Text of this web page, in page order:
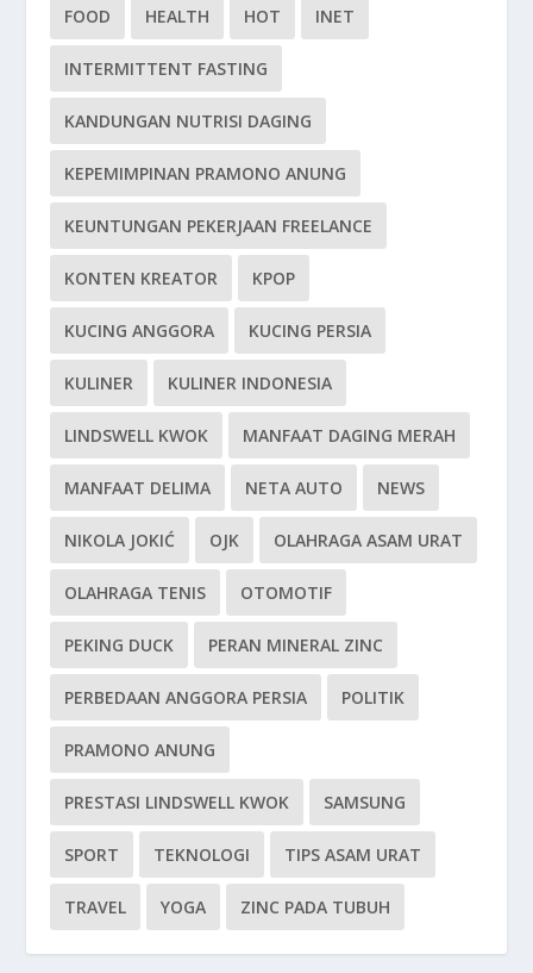
FOOD HEALTH HOT INET
INTERMITTENT FASTING
KANDUNGAN NUTRISI DAGING
KEPEMIMPINAN PRAMONO ANUNG
KEUNTUNGAN PEKERJAAN FREELANCE
KONTEN KREATOR KPOP
KUCING ANGGORA KUCING PERSIA
KULINER KULINER INDONESIA
LINDSWELL KWOK MANFAAT DAGING MERAH
MANFAAT DELIMA NETA AUTO NEWS
NIKOLA JOKIĆ OJK OLAHRAGA ASAM URAT
OLAHRAGA TENIS OTOMOTIF
PEKING DUCK PERAN MINERAL ZINC
PERBEDAAN ANGGORA PERSIA POLITIK
PRAMONO ANUNG
PRESTASI LINDSWELL KWOK SAMSUNG
SPORT TEKNOLOGI TIPS ASAM URAT
TRAVEL YOGA ZINC PADA TUBUH